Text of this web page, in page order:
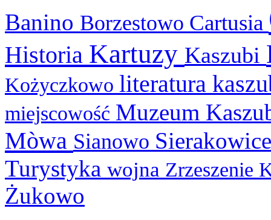
Banino Borzestowo Cartusia
Historia Kartuzy Kaszubi
Kożyczkowo literatura
miejscowość Muzeum
Mòwa Sianowo
Turystyka wojna Zrzeszenie
Żukowo